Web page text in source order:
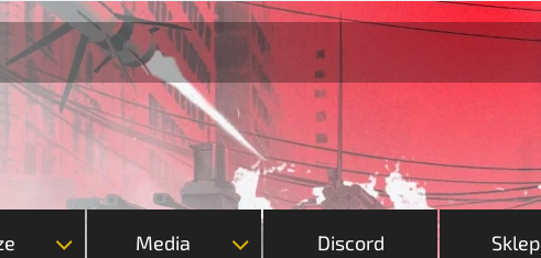
Media Discord Sklep